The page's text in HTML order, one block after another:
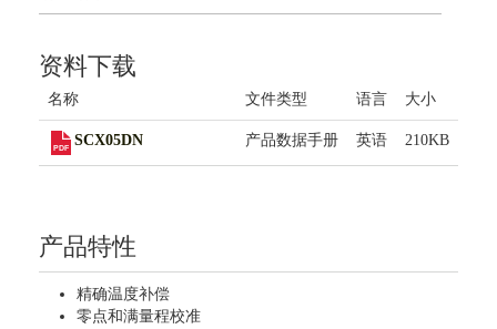
资料下载
名称 文件类型 语言 大小
SCX05DN 产品数据手册 英语 210KB
产品特性
精确温度补偿
零点和满量程校准